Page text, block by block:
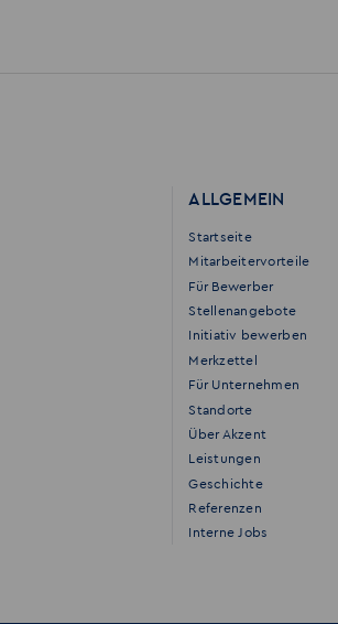
ALLGEMEIN
Startseite
Mitarbeitervorteile
Für Bewerber
Stellenangebote
Initiativ bewerben
Merkzettel
Für Unternehmen
Standorte
Über Akzent
Leistungen
Geschichte
Referenzen
Interne Jobs